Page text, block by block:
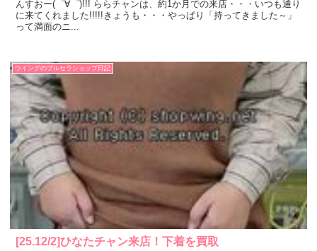
んすおー(゜∀゜)!!! ららチャンは、約1か月での来店・・・いつも通り
に来てくれました!!!!!きょうも・・・やっぱり「持ってきました～」
って満面のニ...
ウイングのブルセラショップ日記
[25.12/2]ひなたチャン来店！下着を買取